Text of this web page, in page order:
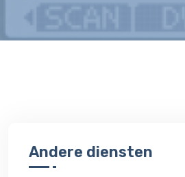
Andere diensten